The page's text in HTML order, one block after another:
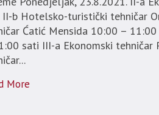
b Hotelsko-turistički tehničar
Ćatić Mensida 10:00 –
sati III-a Ekonomski tehničar
More